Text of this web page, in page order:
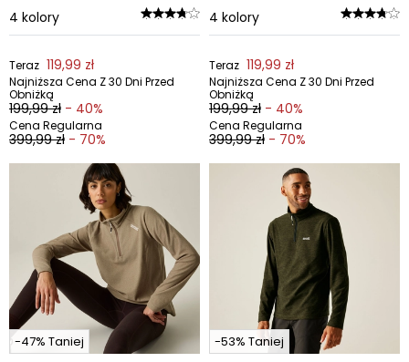
4 kolory
Teraz 119,99 zł
Najniższa Cena Z 30 Dni Przed
Obniżką
199,99 zł - 40%
Cena Regularna
399,99 zł - 70%
4 kolory
Teraz 119,99 zł
Najniższa Cena Z 30 Dni Przed
Obniżką
199,99 zł - 40%
Cena Regularna
399,99 zł - 70%
-47% Taniej -53% Taniej